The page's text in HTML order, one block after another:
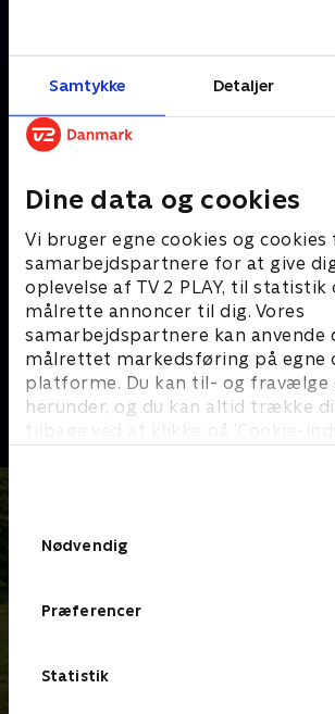
Samtykke Detaljer
Dine data og cookies
Vi bruger egne cookies og cookies
samarbejdspartnere for at give
oplevelse af TV 2 PLAY, til statistik
målrette annoncer til dig. Vores
samarbejdspartnere kan anvende
målrettet markedsføring på egne
platforme. Du kan til- og fravælge
herunder, og du kan altid trække
tilbage ved at klikke på ’Cookie-
Nødvendig
Præferencer
Statistik
vejret og de mange trapper op
24. april 2024 • 28 min
fejrer sin
med
venner.
1. maj 2024 •
Andre så også
Linde på Langeland
Livsstil • 5 sæsoner